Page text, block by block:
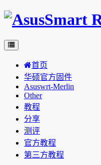
首页
华硕官方固件
Asuswrt-Merlin
Other
教程
分享
测评
官方教程
第三方教程